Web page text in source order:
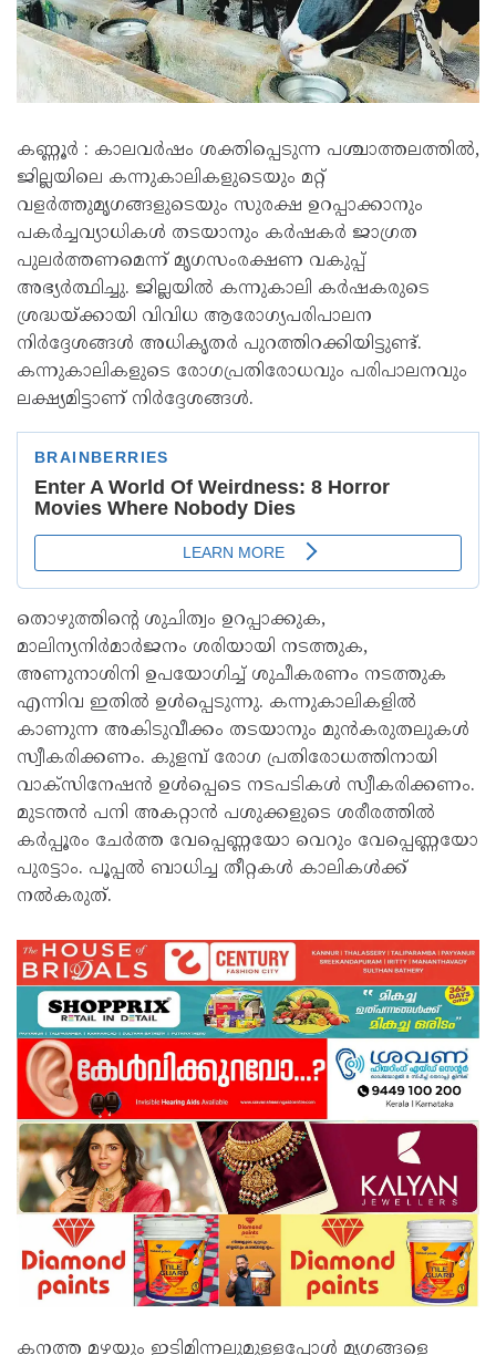
കണ്ണൂർ : കാലവർഷം ശക്തിപ്പെടുന്ന പശ്ചാത്തലത്തിൽ,
ജില്ലയിലെ കന്നുകാലികളുടെയും മറ്റ്
വളർത്തുമൃഗങ്ങളുടെയും സുരക്ഷ ഉറപ്പാക്കാനും
പകർച്ചവ്യാധികൾ തടയാനും കർഷകർ ജാഗ്രത
പുലർത്തണമെന്ന് മൃഗസംരക്ഷണ വകുപ്പ്
അഭ്യർത്ഥിച്ചു. ജില്ലയിൽ കന്നുകാലി കർഷകരുടെ
ശ്രദ്ധയ്ക്കായി വിവിധ ആരോഗ്യപരിപാലന
നിർദ്ദേശങ്ങൾ അധികൃതർ പുറത്തിറക്കിയിട്ടുണ്ട്.
കന്നുകാലികളുടെ രോഗപ്രതിരോധവും പരിപാലനവും
ലക്ഷ്യമിട്ടാണ് നിർദ്ദേശങ്ങൾ.
തൊഴുത്തിന്റെ ശുചിത്വം ഉറപ്പാക്കുക,
മാലിന്യനിർമാർജനം ശരിയായി നടത്തുക,
അണുനാശിനി ഉപയോഗിച്ച് ശുചീകരണം നടത്തുക
എന്നിവ ഇതിൽ ഉൾപ്പെടുന്നു. കന്നുകാലികളിൽ
കാണുന്ന അകിടുവീക്കം തടയാനും മുൻകരുതലുകൾ
സ്വീകരിക്കണം. കുളമ്പ് രോഗ പ്രതിരോധത്തിനായി
വാക്സിനേഷൻ ഉൾപ്പെടെ നടപടികൾ സ്വീകരിക്കണം.
മുടന്തൻ പനി അകറ്റാൻ പശുക്കളുടെ ശരീരത്തിൽ
കർപ്പൂരം ചേർത്ത വേപ്പെണ്ണയോ വെറും വേപ്പെണ്ണയോ
പുരട്ടാം. പൂപ്പൽ ബാധിച്ച തീറ്റകൾ കാലികൾക്ക്
നൽകരുത്.
കനത്ത മഴയും ഇടിമിന്നലുമുള്ളപ്പോൾ മൃഗങ്ങളെ